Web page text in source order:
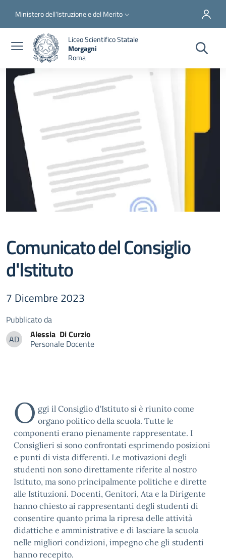
Slim top
Ministero dell'Istruzione e del Merito
Liceo Scientifico Statale
Morgagni
Roma
Comunicato del Consiglio
d'Istituto
7 Dicembre 2023
Pubblicato da
ADAlessia Di Curzio
Alessia Di Curzio
Personale Docente
O ggi il Consiglio d'Istituto si è riunito come
organo politico della scuola. Tutte le
componenti erano pienamente rappresentate. I
Consiglieri si sono confrontati esprimendo posizioni
e punti di vista differenti. Le motivazioni degli
studenti non sono direttamente riferite al nostro
Istituto, ma sono principalmente politiche e dirette
alle Istituzioni. Docenti, Genitori, Ata e la Dirigente
hanno chiesto ai rappresentanti degli studenti di
consentire quanto prima la ripresa delle attività
didattiche e amministrative e di lasciare la scuola
nelle migliori condizioni, impegno che gli studenti
hanno recepito.